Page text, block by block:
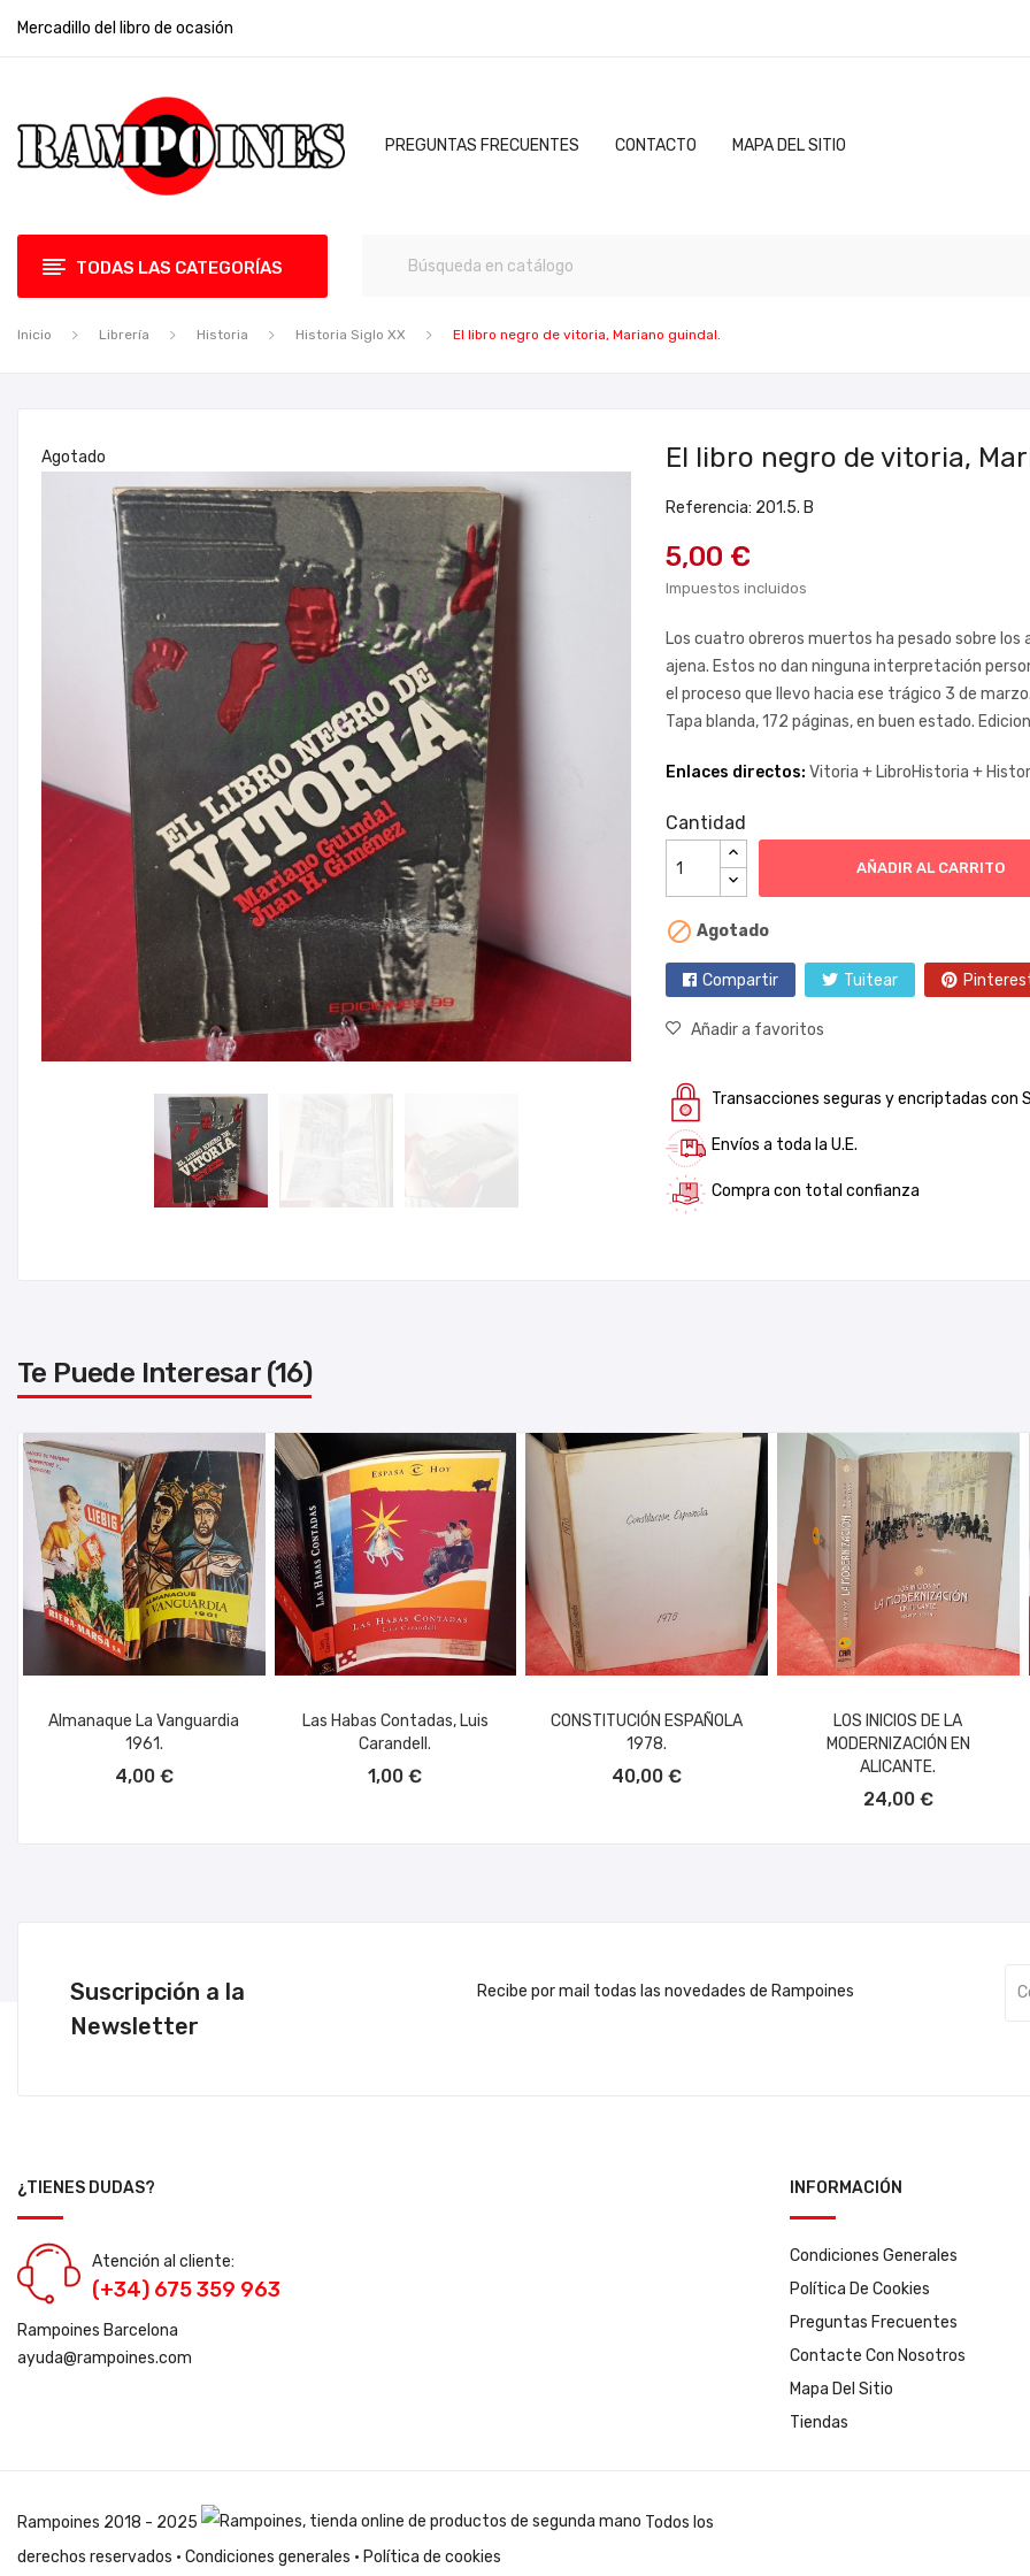
Mercadillo del libro de ocasión
PREGUNTAS FRECUENTES CONTACTO MAPA DEL SITIO
TODAS LAS CATEGORÍAS
Inicio Librería Historia Historia Siglo XX El libro negro de vitoria, Mariano guindal.
Agotado El libro negro de vitoria,
Referencia: 201.5. B
5,00 €
Impuestos incluidos
Los cuatro obreros muertos ha pesado sobre
ajena. Estos no dan ninguna interpretación
el proceso que llevo hacia ese trágico 3 de marzo.
Tapa blanda, 172 páginas, en buen estado.
Enlaces directos: Vitoria + LibroHistoria +
Cantidad
AÑADIR AL CARRITO
 Agotado
Compartir Tuitear
Añadir a favoritos
Transacciones seguras y encriptadas con
Envíos a toda la U.E.
Compra con total confianza
Te Puede Interesar (16)
Almanaque La Vanguardia
1961.
4,00 €
Las Habas Contadas, Luis
Carandell.
1,00 €
CONSTITUCIÓN ESPAÑOLA
1978.
40,00 €
LOS INICIOS DE LA
MODERNIZACIÓN EN
ALICANTE.
24,00 €
Suscripción a la
Newsletter
Recibe por mail todas las novedades de Rampoines
¿TIENES DUDAS?
Atención al cliente:
(+34) 675 359 963
Rampoines Barcelona
ayuda@rampoines.com
INFORMACIÓN
Condiciones Generales
Política De Cookies
Preguntas Frecuentes
Contacte Con Nosotros
Mapa Del Sitio
Tiendas
Rampoines 2018 - 2025
Todos los
derechos reservados · Condiciones generales · Política de cookies